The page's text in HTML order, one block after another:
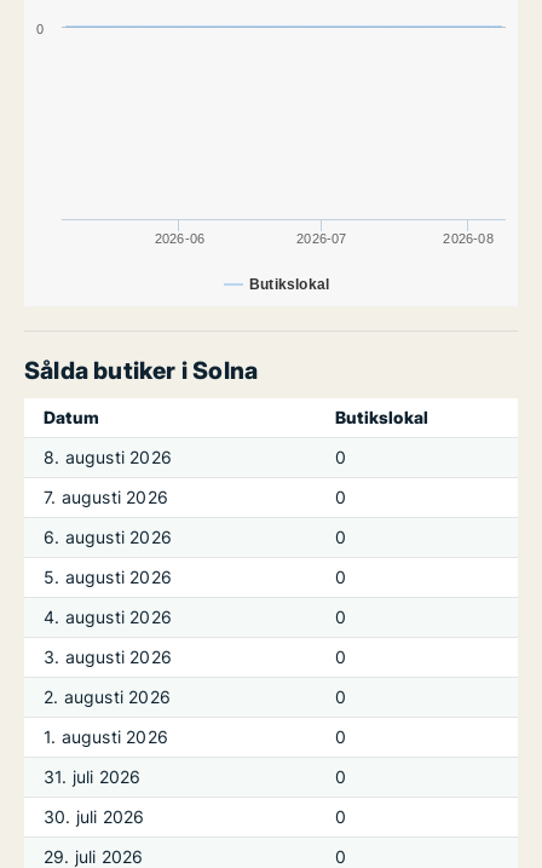
Butikslokal
2026-06 2026-07 2026-08
0
Sålda butiker i Solna
Datum
Butikslokal
8. augusti 2026
0
7. augusti 2026
0
6. augusti 2026
0
5. augusti 2026
0
4. augusti 2026
0
3. augusti 2026
0
2. augusti 2026
0
1. augusti 2026
0
31. juli 2026
0
30. juli 2026
0
29. juli 2026
0